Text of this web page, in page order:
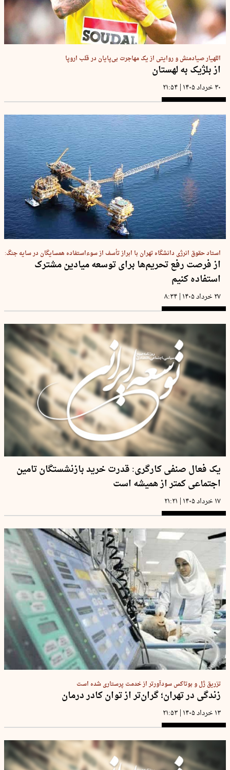
اللهیار صیادمنش و روایتی از یک مهاجرت بی‌پایان در قلب اروپا
از بلژیک به لهستان
۳۰ خرداد ۱۴۰۵ | ۲۱:۵۴
استاد حقوق انرژی دانشگاه تهران با ابراز تأسف از سوءاستفاده همسایگان در سایه جنگ:
از فرصت رفع تحریم‌ها برای توسعه میادین مشترک
استفاده کنیم
۲۷ خرداد ۱۴۰۵ | ۸:۳۴
یک فعال صنفی کارگری: قدرت خرید بازنشستگان تامین
اجتماعی کمتر از همیشه است
۱۷ خرداد ۱۴۰۵ | ۲۱:۲۱
تزریق ژل و بوتاکس سودآورتر از خدمت پرستاری شده است
زندگی در تهران؛ گران‌تر از توان کادر درمان
۱۳ خرداد ۱۴۰۵ | ۲۱:۵۳